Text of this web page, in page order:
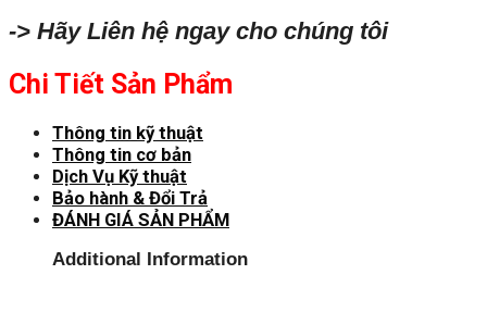
-> Hãy Liên hệ ngay cho chúng tôi
Chi Tiết Sản Phẩm
Thông tin kỹ thuật
Thông tin cơ bản
Dịch Vụ Kỹ thuật
Bảo hành & Đổi Trả
ĐÁNH GIÁ SẢN PHẨM
Additional Information